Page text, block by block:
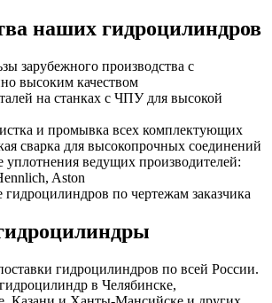
наших гидроцилиндров
зарубежного производства с
высоким качеством
на станках с ЧПУ для высокой
и промывка всех комплектующих
сварка для высокопрочных соединений
уплотнения ведущих производителей:
Aston
гидроцилиндров по чертежам заказчика
гидроцилиндров по всей России.
в Челябинске,